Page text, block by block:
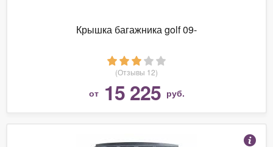
Крышка багажника golf 09-
(Отзывы 12)
от 15 225 руб.